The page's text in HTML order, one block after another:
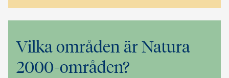
Vilka områden är Natura
2000-områden?